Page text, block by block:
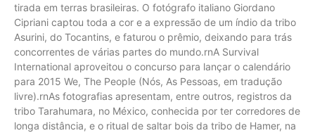
tirada em terras brasileiras. O fotógrafo italiano Giordano
Cipriani captou toda a cor e a expressão de um índio da tribo
Asurini, do Tocantins, e faturou o prêmio, deixando para trás
concorrentes de várias partes do mundo.rnA Survival
International aproveitou o concurso para lançar o calendário
para 2015 We, The People (Nós, As Pessoas, em tradução
livre).rnAs fotografias apresentam, entre outros, registros da
tribo Tarahumara, no México, conhecida por ter corredores de
longa distância, e o ritual de saltar bois da tribo de Hamer, na